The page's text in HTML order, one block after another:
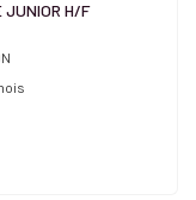
JUNIOR H/F